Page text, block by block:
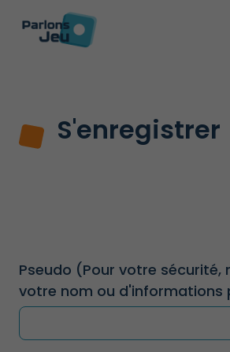
S'enregistrer
Pseudo (Pour votre sécurité,
votre nom ou d'informations